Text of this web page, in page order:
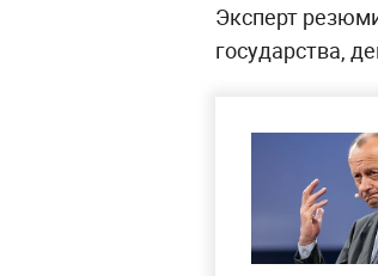
Эксперт
государства,